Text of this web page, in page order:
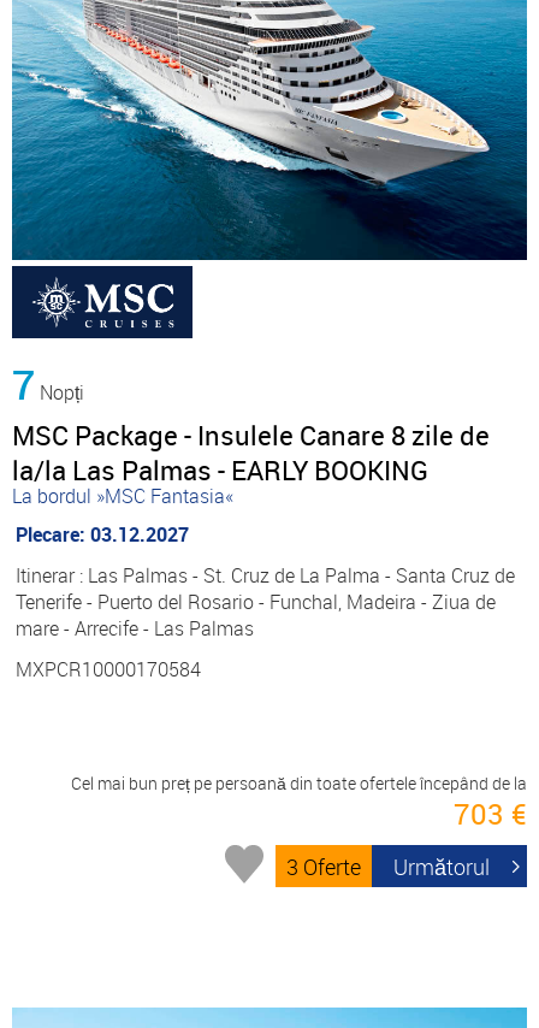
7 Nopți
MSC Package - Insulele Canare 8 zile de
la/la Las Palmas - EARLY BOOKING
La bordul »MSC Fantasia«
Plecare: 03.12.2027
Itinerar : Las Palmas - St. Cruz de La Palma - Santa Cruz de
Tenerife - Puerto del Rosario - Funchal, Madeira - Ziua de
mare - Arrecife - Las Palmas
MXPCR10000170584
Cel mai bun preț pe persoană din toate ofertele începând de la
703 €
3 Oferte Următorul